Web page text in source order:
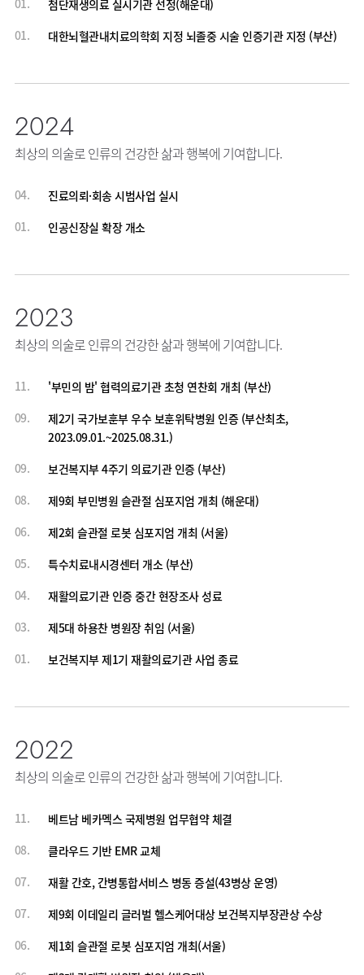
01.
첨단재생의료 실시기관 선정(해운대)
01.
대한뇌혈관내치료의학회 지정 뇌졸중 시술 인증기관 지정 (부산)
2024
최상의 의술로 인류의 건강한 삶과 행복에 기여합니다.
04.
진료의뢰·회송 시범사업 실시
01.
인공신장실 확장 개소
2023
최상의 의술로 인류의 건강한 삶과 행복에 기여합니다.
11.
'부민의 밤' 협력의료기관 초청 연찬회 개최 (부산)
09.
제2기 국가보훈부 우수 보훈위탁병원 인증 (부산최초,
2023.09.01.~2025.08.31.)
09.
보건복지부 4주기 의료기관 인증 (부산)
08.
제9회 부민병원 슬관절 심포지엄 개최 (해운대)
06.
제2회 슬관절 로봇 심포지엄 개최 (서울)
05.
특수치료내시경센터 개소 (부산)
04.
재활의료기관 인증 중간 현장조사 성료
03.
제5대 하용찬 병원장 취임 (서울)
01.
보건복지부 제1기 재활의료기관 사업 종료
2022
최상의 의술로 인류의 건강한 삶과 행복에 기여합니다.
11.
베트남 베카멕스 국제병원 업무협약 체결
08.
클라우드 기반 EMR 교체
07.
재활 간호, 간병통합서비스 병동 증설(43병상 운영)
07.
제9회 이데일리 글러벌 헬스케어대상 보건복지부장관상 수상
06.
제1회 슬관절 로봇 심포지엄 개최(서울)